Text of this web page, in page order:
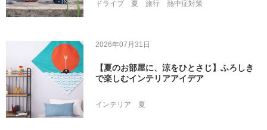
ドライブ 夏 旅行 熱中症対策
2026年07月31日
【夏のお部屋に、涼をひとさじ】ふろしき
で楽しむインテリアアイデア
インテリア 夏